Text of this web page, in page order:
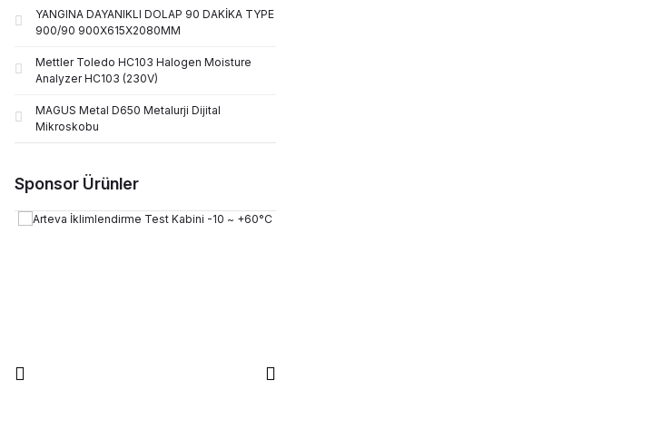
YANGINA DAYANIKLI DOLAP 90 DAKİKA TYPE
900/90 900X615X2080MM
Mettler Toledo HC103 Halogen Moisture
Analyzer HC103 (230V)
MAGUS Metal D650 Metalurji Dijital
Mikroskobu
Sponsor Ürünler